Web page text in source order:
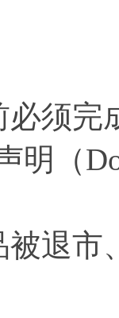
须完
明（
退市